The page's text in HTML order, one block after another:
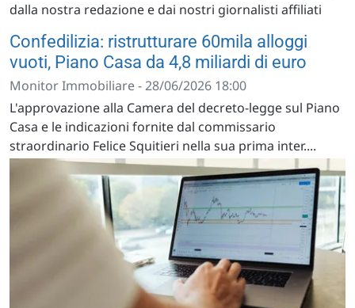
dalla nostra redazione e dai nostri giornalisti affiliati
Confedilizia: ristrutturare 60mila alloggi
vuoti, Piano Casa da 4,8 miliardi di euro
Monitor Immobiliare - 28/06/2026 18:00
L'approvazione alla Camera del decreto-legge sul Piano
Casa e le indicazioni fornite dal commissario
straordinario Felice Squitieri nella sua prima inter....